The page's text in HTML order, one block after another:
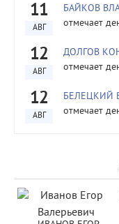
11
АВГ
БАЙКОВ
отмечает
12
АВГ
ДОЛГОВ
отмечает
12
АВГ
БЕЛЕЦКИЙ
отмечает